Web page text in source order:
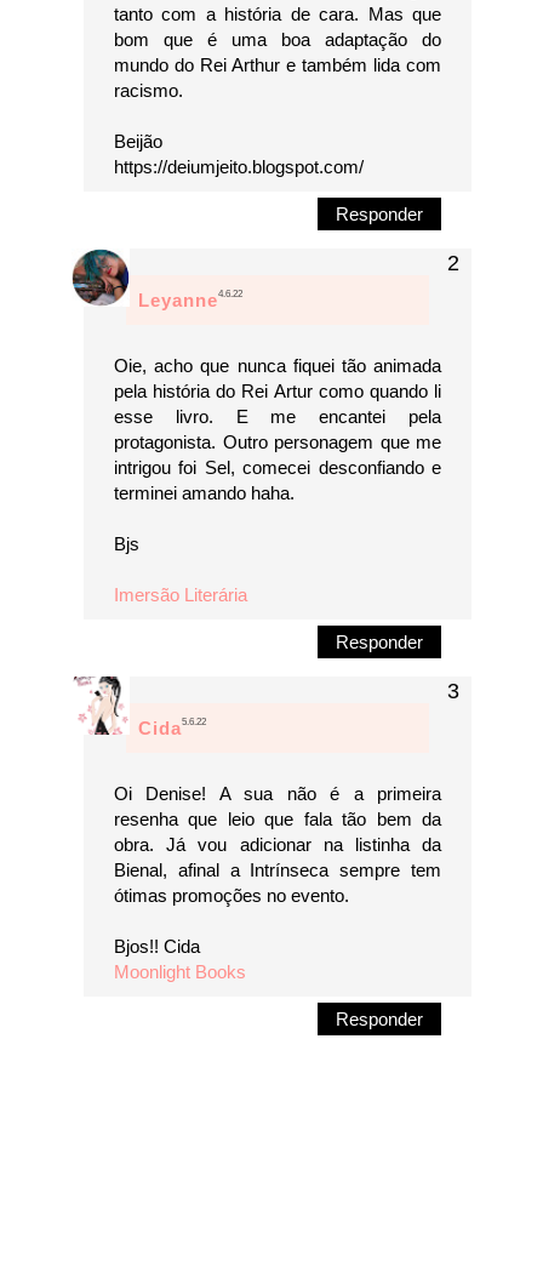
tanto com a história de cara. Mas que
bom que é uma boa adaptação do
mundo do Rei Arthur e também lida com
racismo.
Beijão
https://deiumjeito.blogspot.com/
Responder
Leyanne4.6.22
Oie, acho que nunca fiquei tão animada
pela história do Rei Artur como quando li
esse livro. E me encantei pela
protagonista. Outro personagem que me
intrigou foi Sel, comecei desconfiando e
terminei amando haha.
Bjs
Imersão Literária
Responder
Cida5.6.22
Oi Denise! A sua não é a primeira
resenha que leio que fala tão bem da
obra. Já vou adicionar na listinha da
Bienal, afinal a Intrínseca sempre tem
ótimas promoções no evento.
Bjos!! Cida
Moonlight Books
Responder